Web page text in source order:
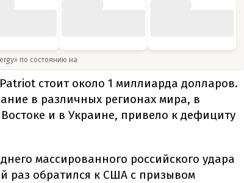
по состоянию на
стоит около 1 миллиарда долларов.
в различных регионах мира, в
и в Украине, привело к дефициту
массированного российского удара
раз обратился к США с призывом